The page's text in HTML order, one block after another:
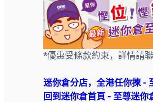
*優惠受條款約束，詳情請聯
迷你倉分店，全港任你揀 -
回到迷你倉首頁 - 至尊迷你